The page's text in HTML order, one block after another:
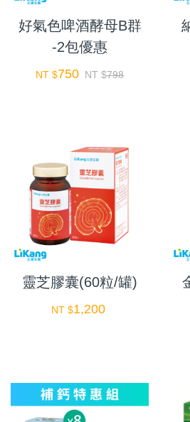
好氣色啤酒酵母B群
-2包優惠
NT $750 NT $798
靈芝膠囊(60粒/罐)
NT $1,200